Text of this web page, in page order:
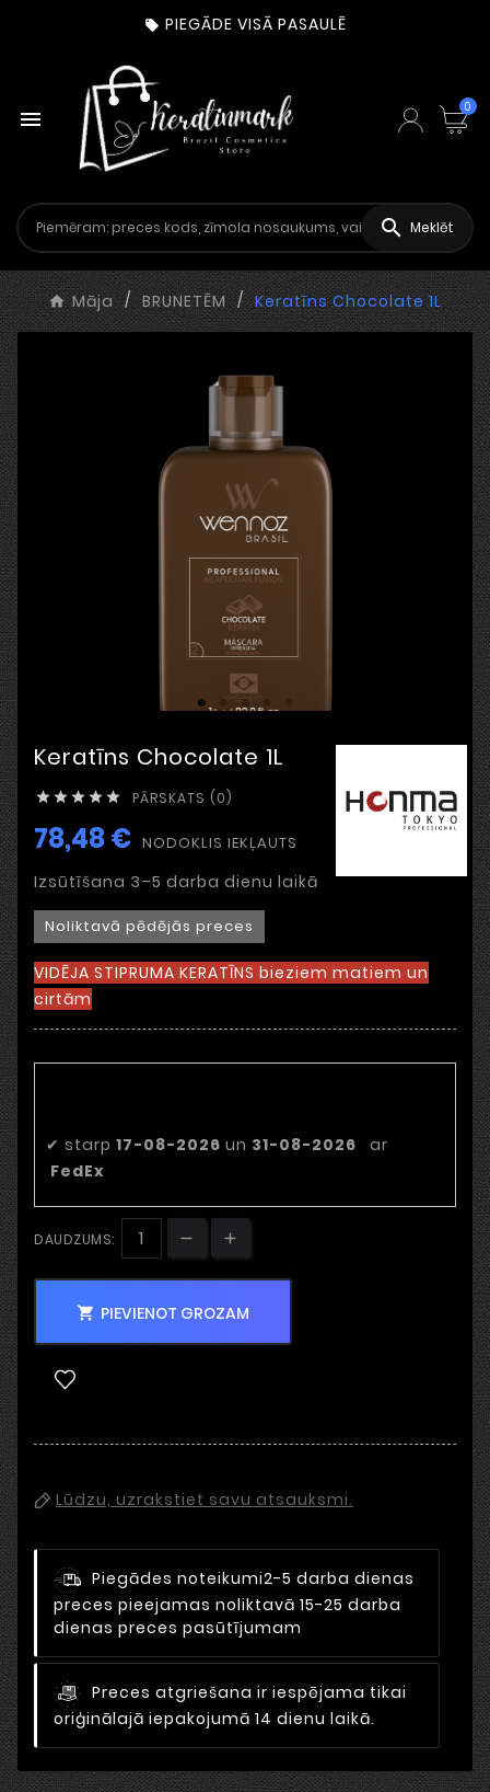
 PIEGĀDE VISĀ PASAULĒ
 0
 Meklēt
Māja BRUNETĒM Keratīns Chocolate 1L
Keratīns Chocolate 1L
     PĀRSKATS (0)
78,48 € NODOKLIS IEKĻAUTS
Izsūtīšana 3–5 darba dienu laikā
Noliktavā pēdējās preces
VIDĒJA STIPRUMA KERATĪNS bieziem matiem un
cirtām
✔ starp 17-08-2026 un 31-08-2026
ar
FedEx
DAUDZUMS:
 PIEVIENOT GROZAM
Lūdzu, uzrakstiet savu atsauksmi.
Piegādes noteikumi2-5 darba dienas
preces pieejamas noliktavā 15-25 darba
dienas preces pasūtījumam
Preces atgriešana ir iespējama tikai
oriģinālajā iepakojumā 14 dienu laikā.